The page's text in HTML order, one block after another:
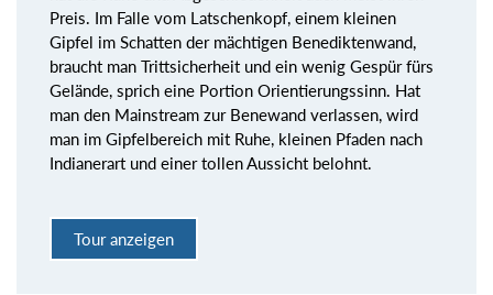
Preis. Im Falle vom Latschenkopf, einem kleinen
Gipfel im Schatten der mächtigen Benediktenwand,
braucht man Trittsicherheit und ein wenig Gespür fürs
Gelände, sprich eine Portion Orientierungssinn. Hat
man den Mainstream zur Benewand verlassen, wird
man im Gipfelbereich mit Ruhe, kleinen Pfaden nach
Indianerart und einer tollen Aussicht belohnt.
Tour anzeigen